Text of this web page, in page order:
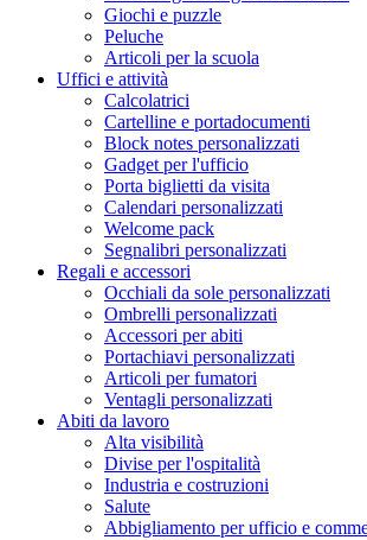
Giochi e puzzle
Peluche
Articoli per la scuola
Uffici e attività
Calcolatrici
Cartelline e portadocumenti
Block notes personalizzati
Gadget per l'ufficio
Porta biglietti da visita
Calendari personalizzati
Welcome pack
Segnalibri personalizzati
Regali e accessori
Occhiali da sole personalizzati
Ombrelli personalizzati
Accessori per abiti
Portachiavi personalizzati
Articoli per fumatori
Ventagli personalizzati
Abiti da lavoro
Alta visibilità
Divise per l'ospitalità
Industria e costruzioni
Salute
Abbigliamento per ufficio e